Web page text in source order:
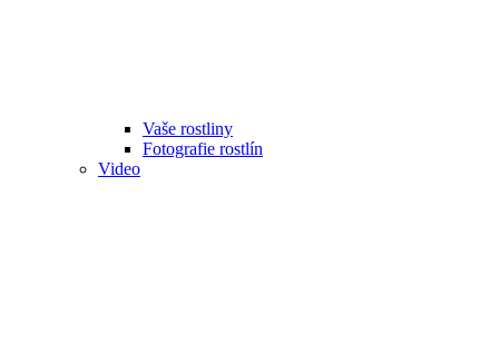
Vaše rostliny
Fotografie rostlín
Video